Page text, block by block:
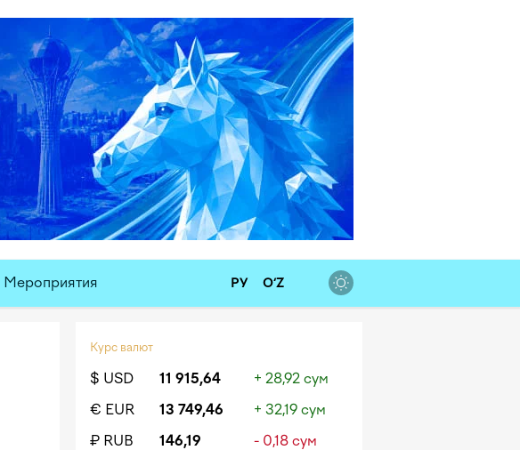
Мероприятия РУ O‘Z
Курс валют
$ USD 11 915,64
+ 28,92 сум
€ EUR
13 749,46
+ 32,19 сум
₽ RUB
146,19 - 0,18 сум